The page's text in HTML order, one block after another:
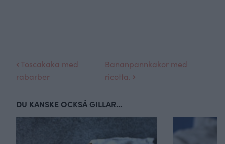
Toscakaka med
rabarber
Bananpannkakor med
ricotta.
DU KANSKE OCKSÅ GILLAR...